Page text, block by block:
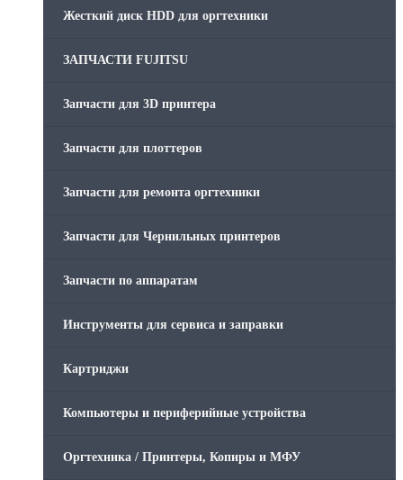
Жесткий диск HDD для оргтехники
ЗАПЧАСТИ FUJITSU
Запчасти для 3D принтера
Запчасти для плоттеров
Запчасти для ремонта оргтехники
Запчасти для Чернильных принтеров
Запчасти по аппаратам
Инструменты для сервиса и заправки
Картриджи
Компьютеры и периферийные устройства
Оргтехника / Принтеры, Копиры и МФУ